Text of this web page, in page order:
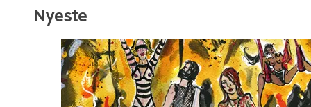
Nyeste